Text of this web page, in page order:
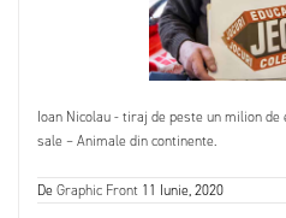
Ioan Nicolau - tiraj de peste un milion
sale – Animale din continente.
DeGraphic Front 11 Iunie, 2020